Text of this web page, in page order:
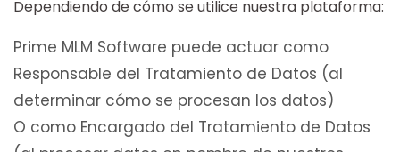
Dependiendo de cómo se utilice nuestra plataforma:
Prime MLM Software puede actuar como
Responsable del Tratamiento de Datos (al
determinar cómo se procesan los datos)
O como Encargado del Tratamiento de Datos